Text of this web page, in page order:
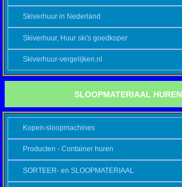
Skiverhuur in Nederland
Skiverhuur, Huur ski's goedkoper
Skiverhuur-vergelijken.nl
SLOOPMATERIAAL HUREN
Kopen-sloopmachines
Producten - Container huren
SORTEER- en SLOOPMATERIAAL